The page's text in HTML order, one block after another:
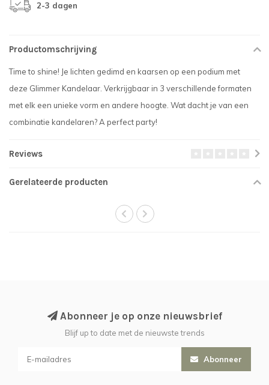
2-3 dagen
Productomschrijving
Time to shine! Je lichten gedimd en kaarsen op een podium met
deze Glimmer Kandelaar. Verkrijgbaar in 3 verschillende formaten
met elk een unieke vorm en andere hoogte. Wat dacht je van een
combinatie kandelaren? A perfect party!
Reviews
Gerelateerde producten
Abonneer je op onze nieuwsbrief
Blijf up to date met de nieuwste trends
Abonneer